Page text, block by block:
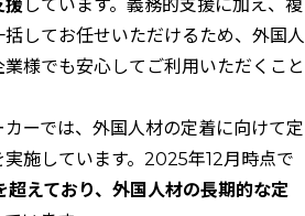
援 しています。義務的支援に加え、複
してお任せいただけるため、外国人
様でも安心してご利用いただくこと
ーでは、外国人材の定着に向けて定
施しています。2025年12月時点で
えており、外国人材の長期的な定